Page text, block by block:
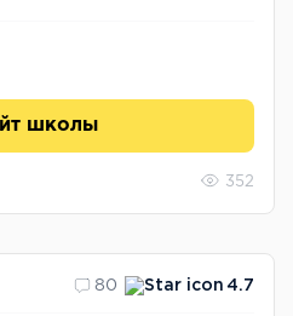
школы
352
80 4.7